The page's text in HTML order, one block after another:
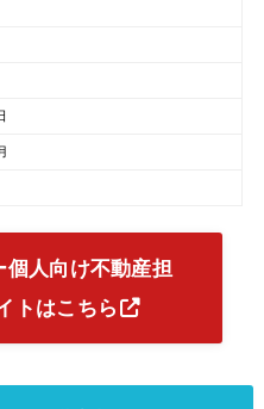
個人向け不動産担
トはこちら